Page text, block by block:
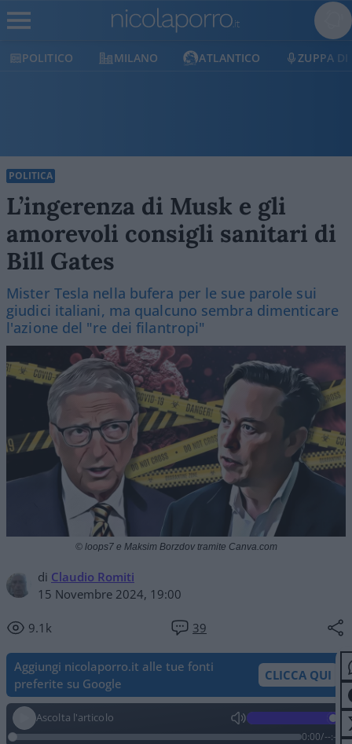
POLITICO MILANO ATLANTICO ZUPPA DI
POLITICA
L’ingerenza di Musk e gli
amorevoli consigli sanitari di
Bill Gates
Mister Tesla nella bufera per le sue parole sui
giudici italiani, ma qualcuno sembra dimenticare
l'azione del "re dei filantropi"
di Claudio Romiti
15 Novembre 2024, 19:00
9.1k 39
© loops7 e Maksim Borzdov tramite Canva.com
Aggiungi nicolaporro.it alle tue fonti
preferite su Google
CLICCA QUI
Ascolta l'articolo
0:00/--:--